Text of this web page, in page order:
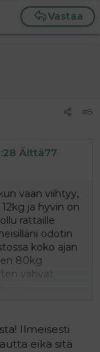
Vastaa
#8
Äittä77
vaan viihtyy,
ja hyvin on
rattaille
odotin
koko ajan
80kg
vahvat
istuu
Ilmeisesti
eikä sitä